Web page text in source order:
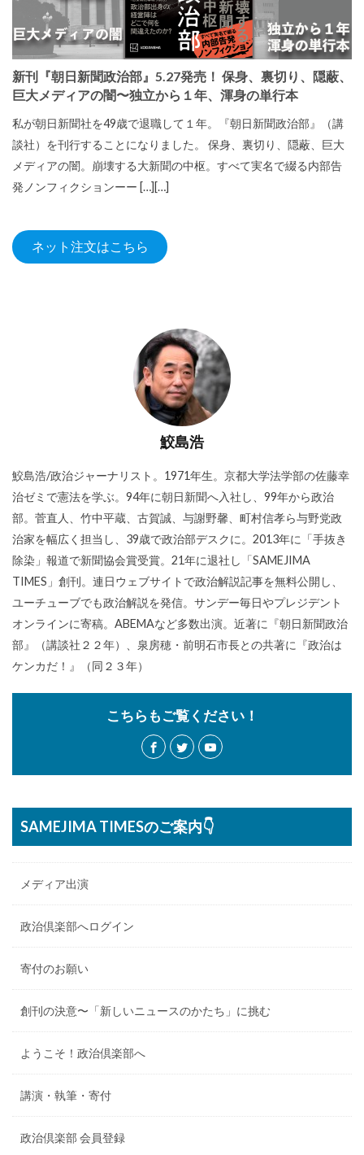
新刊『朝日新聞政治部』5.27発売！ 保身、裏切り、隠蔽、
巨大メディアの闇〜独立から１年、渾身の単行本
私が朝日新聞社を49歳で退職して１年。『朝日新聞政治部』（講
談社）を刊行することになりました。 保身、裏切り、隠蔽、巨大
メディアの闇。崩壊する大新聞の中枢。すべて実名で綴る内部告
発ノンフィクションーー […][…]
ネット注文はこちら
鮫島浩
鮫島浩/政治ジャーナリスト。1971年生。京都大学法学部の佐藤幸
治ゼミで憲法を学ぶ。94年に朝日新聞へ入社し、99年から政治
部。菅直人、竹中平蔵、古賀誠、与謝野馨、町村信孝ら与野党政
治家を幅広く担当し、39歳で政治部デスクに。2013年に「手抜き
除染」報道で新聞協会賞受賞。21年に退社し「SAMEJIMA
TIMES」創刊。連日ウェブサイトで政治解説記事を無料公開し、
ユーチューブでも政治解説を発信。サンデー毎日やプレジデント
オンラインに寄稿。ABEMAなど多数出演。近著に『朝日新聞政治
部』（講談社２２年）、泉房穂・前明石市長との共著に『政治は
ケンカだ！』（同２３年）
こちらもご覧ください！
SAMEJIMA TIMESのご案内👇
メディア出演
政治倶楽部へログイン
寄付のお願い
創刊の決意〜「新しいニュースのかたち」に挑む
ようこそ！政治倶楽部へ
講演・執筆・寄付
政治倶楽部 会員登録